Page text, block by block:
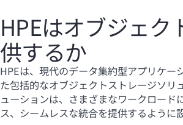
HPEはオブジェ
供するか
HPEは、現代のデータ集約型アプリケ
た包括的なオブジェクトストレージソリ
ューションは、さまざまなワークロー
ス、シームレスな統合を提供するように